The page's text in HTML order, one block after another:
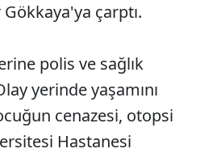
çarptı.
polis ve sağlık
yerinde yaşamını
cenazesi, otopsi
Hastanesi